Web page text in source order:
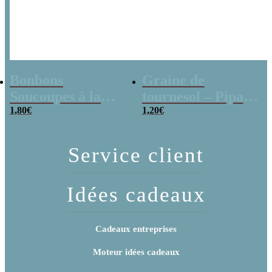
poudre (x20)
1,80€
x 3
1,20€
Service client
Idées cadeaux
Cadeaux entreprises
Moteur idées cadeaux